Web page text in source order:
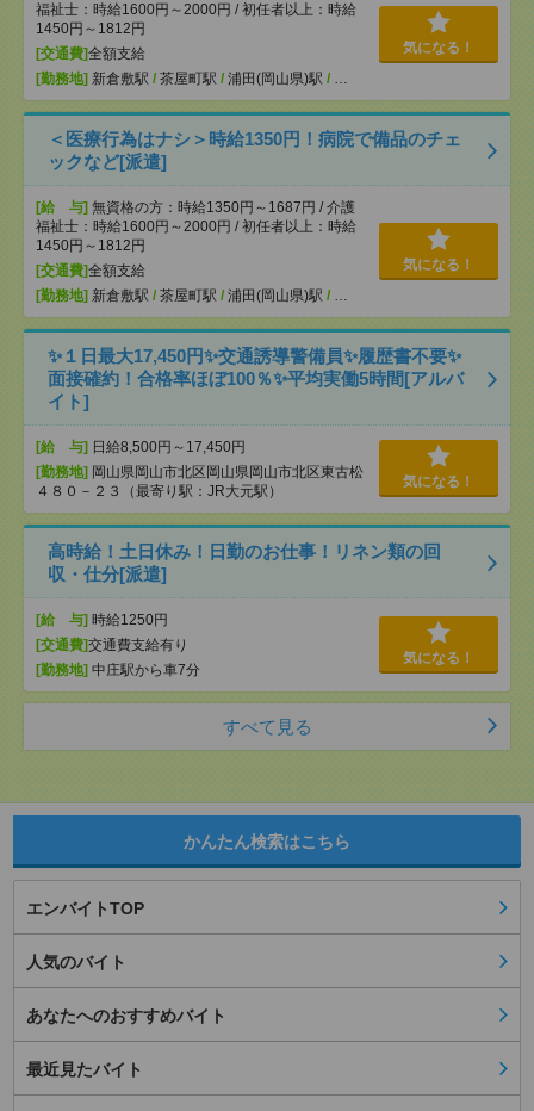
福祉士：時給1600円～2000円 / 初任者以上：時給
1450円～1812円
[交通費]全額支給
[勤務地] 新倉敷駅 / 茶屋町駅 / 浦田(岡山県)駅 / …
気になる！
＜医療行為はナシ＞時給1350円！病院で備品のチェ
ックなど[派遣]
[給 与] 無資格の方：時給1350円～1687円 / 介護
福祉士：時給1600円～2000円 / 初任者以上：時給
1450円～1812円
[交通費]全額支給
[勤務地] 新倉敷駅 / 茶屋町駅 / 浦田(岡山県)駅 / …
気になる！
✨１日最大17,450円✨交通誘導警備員✨履歴書不要✨
面接確約！合格率ほぼ100％✨平均実働5時間[アルバ
イト]
[給 与] 日給8,500円～17,450円
[勤務地] 岡山県岡山市北区岡山県岡山市北区東古松
４８０－２３（最寄り駅：JR大元駅）
気になる！
高時給！土日休み！日勤のお仕事！リネン類の回
収・仕分[派遣]
[給 与] 時給1250円
[交通費]交通費支給有り
[勤務地] 中庄駅から車7分
気になる！
すべて見る
かんたん検索はこちら
エンバイトTOP
人気のバイト
あなたへのおすすめバイト
最近見たバイト